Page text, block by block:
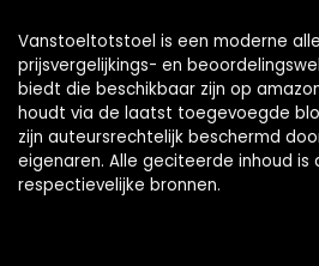
Vanstoeltotstoel is een moderne
prijsvergelijkings- en
biedt die beschikbaar zijn op
houdt via de laatst toegevoegde
zijn auteursrechtelijk beschermd
eigenaren. Alle geciteerde inhoud is
respectievelijke bronnen.